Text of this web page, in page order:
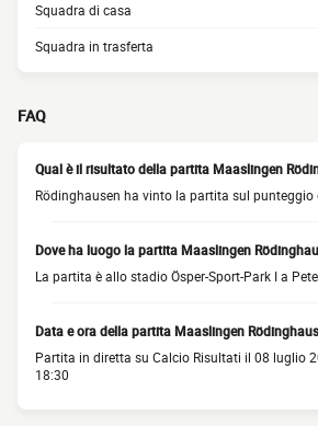
Squadra di casa
Squadra in trasferta
FAQ
Qual è il risultato della partita Maaslingen
Rödinghausen ha vinto la partita sul punteggio
Dove ha luogo la partita Maaslingen
La partita è allo stadio Ösper-Sport-Park I a
Data e ora della partita Maaslingen
Partita in diretta su Calcio Risultati il 08 luglio
18:30